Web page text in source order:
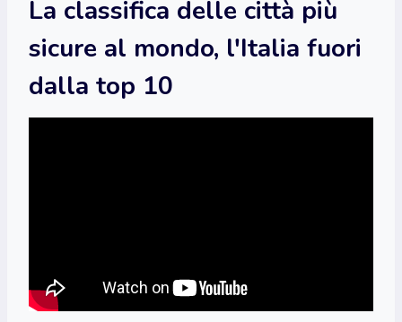
La classifica delle città più
sicure al mondo, l'Italia fuori
dalla top 10